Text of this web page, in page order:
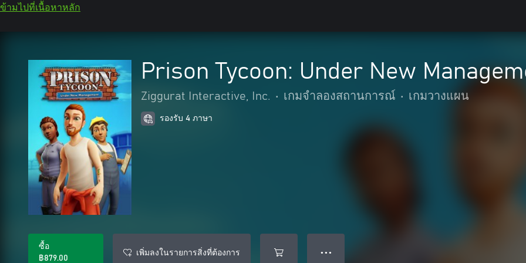
ข้ามไปที่เนื้อหาหลัก
Prison Tycoon: Under New
Ziggurat Interactive, Inc. • เกมจำลองสถานการณ์ • เกมวางแผน
รองรับ 4 ภาษา
ซื้อ
฿879.00
เพิ่มลงในรายการสิ่งที่ต้องการ ● ● ●